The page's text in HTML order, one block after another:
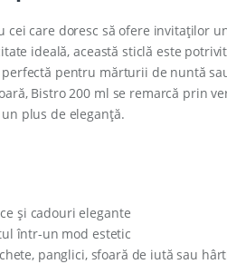
cei care doresc să ofere invitaților
ideală, această sticlă este
pentru mărturii de nuntă
Bistro 200 ml se remarcă prin
plus de eleganță.
și cadouri elegante
într-un mod estetic
panglici, sfoară de iută sau